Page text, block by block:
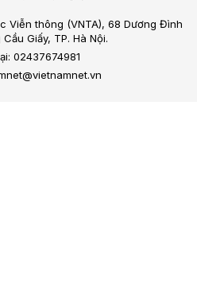
Viễn thông (VNTA), 68 Dương Đình
Giấy, TP. Hà Nội.
02437674981